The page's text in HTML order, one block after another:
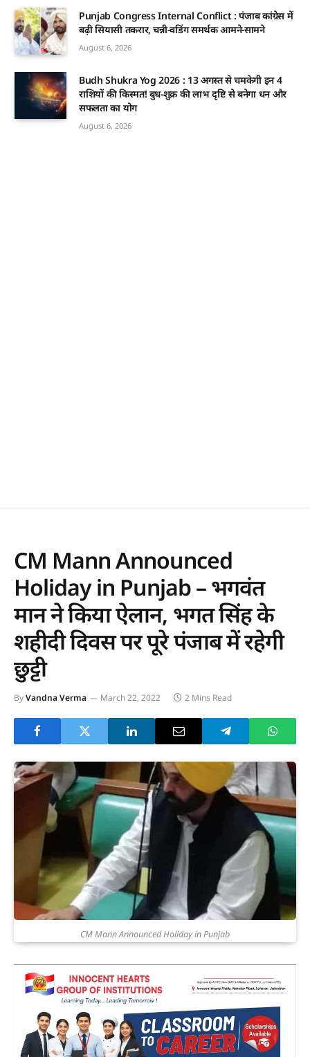
Punjab Congress Internal Conflict : पंजाब कांग्रेस में
बढ़ी सियासी तकरार, चन्नी-वडिंग समर्थक आमने-सामने
August 6, 2026
Budh Shukra Yog 2026 : 13 अगस्त से चमकेगी इन 4
राशियों की किस्मत! बुध-शुक्र की लाभ दृष्टि से बनेगा धन और
सफलता का योग
August 6, 2026
CM Mann Announced
Holiday in Punjab – भगवंत
मान ने किया ऐलान, भगत सिंह के
शहीदी दिवस पर पूरे पंजाब में रहेगी
छुट्टी
ByVandna Verma March 22, 2022 2 Mins Read
CM Mann Announced Holiday in Punjab